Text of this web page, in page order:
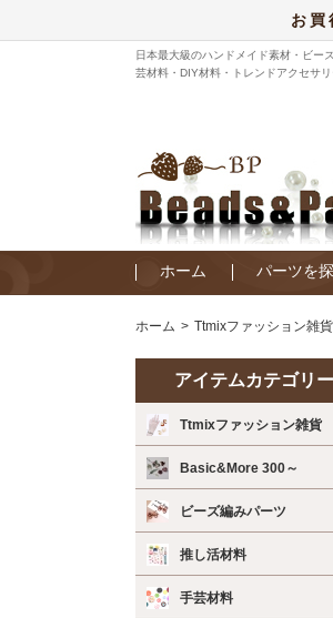
お
日本最大級のハンドメイド素材・ビー
芸材料・DIY材料・トレンドアクセサ
ホーム パーツを
ホーム Ttmixファッション雑貨
アイテムカテゴリー
Ttmixファッション雑貨
Basic&More 300～
ビーズ編みパーツ
推し活材料
手芸材料